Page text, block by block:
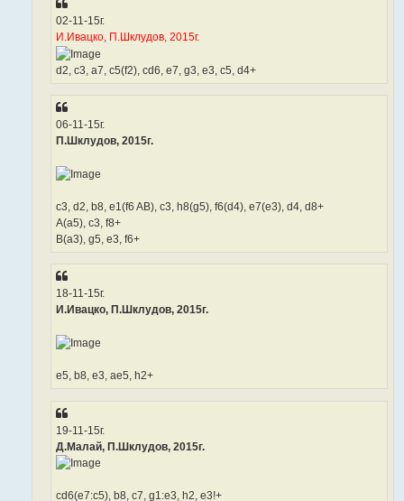
02-11-15г.
И.Ивацко, П.Шклудов, 2015г.
d2, c3, a7, c5(f2), cd6, e7, g3, e3, c5, d4+
06-11-15г.
П.Шклудов, 2015г.
c3, d2, b8, e1(f6 AB), c3, h8(g5), f6(d4), e7(e3), d4, d8+
A(a5), c3, f8+
B(a3), g5, e3, f6+
18-11-15г.
И.Ивацко, П.Шклудов, 2015г.
e5, b8, e3, ae5, h2+
19-11-15г.
Д.Малай, П.Шклудов, 2015г.
cd6(e7:c5), b8, c7, g1:e3, h2, e3!+